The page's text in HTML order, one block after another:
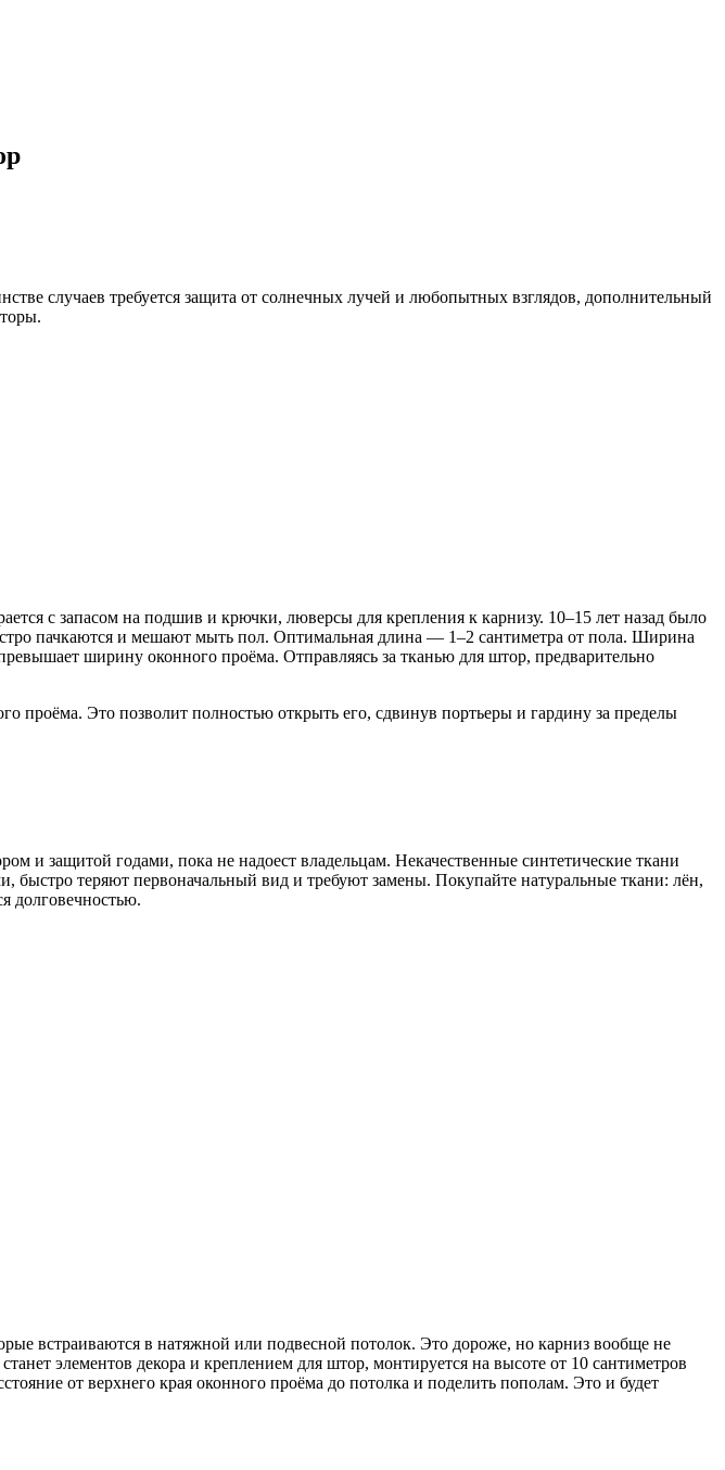
случаев требуется защита от солнечных лучей и любопытных взглядов, дополнительный
с запасом на подшив и крючки, люверсы для крепления к карнизу. 10–15 лет назад было
пачкаются и мешают мыть пол. Оптимальная длина — 1–2 сантиметра от пола. Ширина
ширину оконного проёма. Отправляясь за тканью для штор, предварительно
Это позволит полностью открыть его, сдвинув портьеры и гардину за пределы
и защитой годами, пока не надоест владельцам. Некачественные синтетические ткани
теряют первоначальный вид и требуют замены. Покупайте натуральные ткани: лён,
долговечностью.
встраиваются в натяжной или подвесной потолок. Это дороже, но карниз вообще не
элементов декора и креплением для штор, монтируется на высоте от 10 сантиметров
от верхнего края оконного проёма до потолка и поделить пополам. Это и будет